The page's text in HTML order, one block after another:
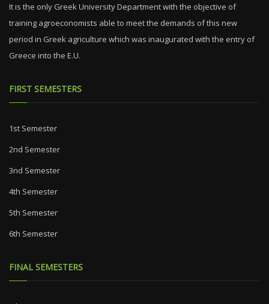
It is the only Greek University Department with the objective of
training agroeconomists able to meet the demands of this new
period in Greek agriculture which was inaugurated with the entry of
Greece into the E.U.
FIRST SEMESTERS
1st Semester
2nd Semester
3nd Semester
4th Semester
5th Semester
6th Semester
FINAL SEMESTERS